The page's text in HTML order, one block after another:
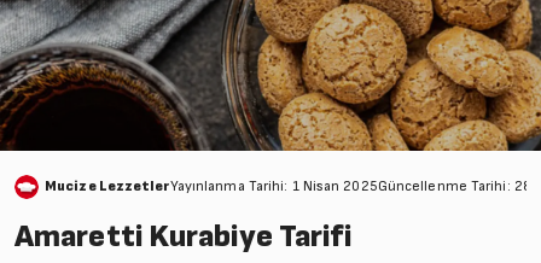
Mucize LezzetlerYayınlanma Tarihi: 1 Nisan 2025Güncellenme Tarihi: 28
Amaretti Kurabiye Tarifi